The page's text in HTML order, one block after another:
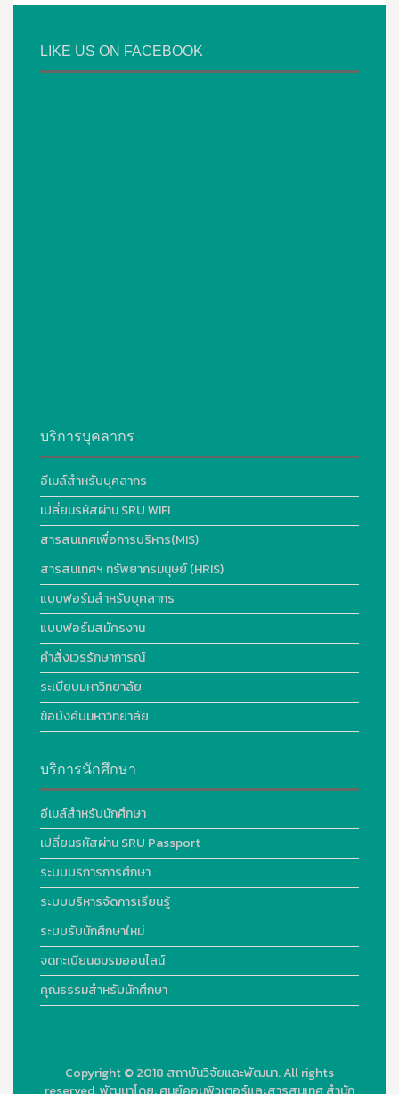
LIKE US ON FACEBOOK
บริการบุคลากร
อีเมล์สำหรับบุคลากร
เปลี่ยนรหัสผ่าน SRU WIFI
สารสนเทศเพื่อการบริหาร(MIS)
สารสนเทศฯ ทรัพยากรมนุษย์ (HRIS)
แบบฟอร์มสำหรับบุคลากร
แบบฟอร์มสมัครงาน
คำสั่งเวรรักษาการณ์
ระเบียบมหาวิทยาลัย
ข้อบังคับมหาวิทยาลัย
บริการนักศึกษา
อีเมล์สำหรับนักศึกษา
เปลี่ยนรหัสผ่าน SRU Passport
ระบบบริการการศึกษา
ระบบบริหารจัดการเรียนรู้
ระบบรับนักศึกษาใหม่
จดทะเบียนชมรมออนไลน์
คุณธรรมสำหรับนักศึกษา
Copyright © 2018 สถาบันวิจัยและพัฒนา. All rights